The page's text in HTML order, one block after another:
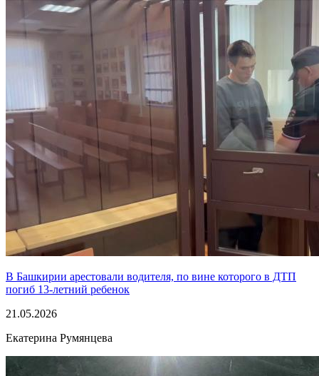
В Башкирии арестовали водителя, по вине которого в ДТП
погиб 13-летний ребенок
21.05.2026
Екатерина Румянцева